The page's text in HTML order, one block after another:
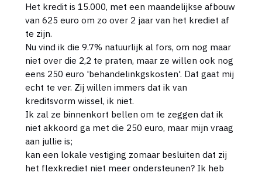
Het kredit is 15.000, met een maandelijkse afbouw
van 625 euro om zo over 2 jaar van het krediet af
te zijn.
Nu vind ik die 9.7% natuurlijk al fors, om nog maar
niet over die 2,2 te praten, maar ze willen ook nog
eens 250 euro 'behandelinkgskosten'. Dat gaat mij
echt te ver. Zij willen immers dat ik van
kreditsvorm wissel, ik niet.
Ik zal ze binnenkort bellen om te zeggen dat ik
niet akkoord ga met die 250 euro, maar mijn vraag
aan jullie is;
kan een lokale vestiging zomaar besluiten dat zij
het flexkrediet niet meer ondersteunen? Ik heb